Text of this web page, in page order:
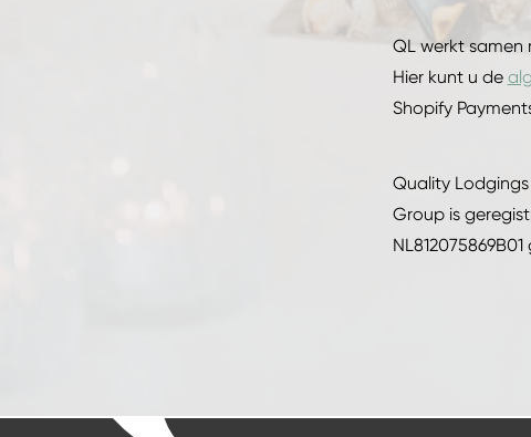
QL werkt samen
Hier kunt u de
Shopify
Quality
Group is